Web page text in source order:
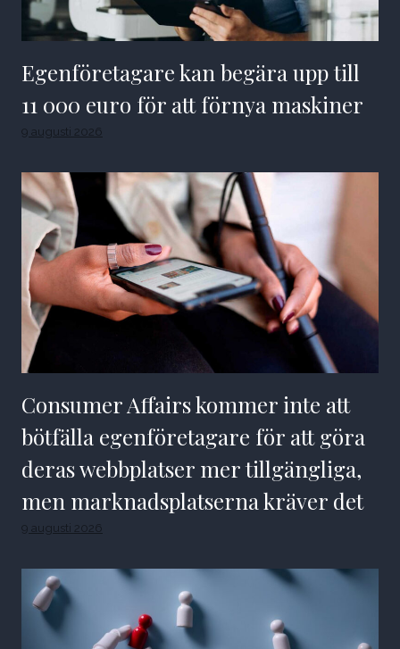
Egenföretagare kan begära upp till
11 000 euro för att förnya maskiner
9 augusti 2026
Consumer Affairs kommer inte att
bötfälla egenföretagare för att göra
deras webbplatser mer tillgängliga,
men marknadsplatserna kräver det
9 augusti 2026